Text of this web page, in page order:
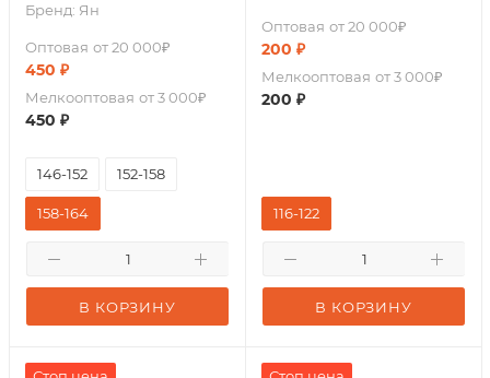
Бренд: Ян
Оптовая от 20 000₽
450 ₽
Мелкооптовая от 3 000₽
450 ₽
В КОРЗИНУ
146-152 152-158
158-164
Оптовая от 20 000₽
200 ₽
Мелкооптовая от 3 000₽
200 ₽
В КОРЗИНУ
116-122